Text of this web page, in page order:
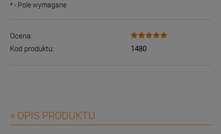
*- Pole wymagane
Ocena:
Kod produktu:
1480
» OPIS PRODUKTU